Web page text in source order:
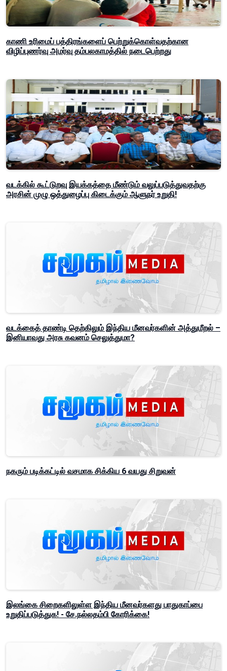
காணி உரிமைப் பத்திரங்களைப் பெற்றுக்கொள்வதற்கான
விழிப்புணர்வு அமர்வு தம்பலகாமத்தில் நடைபெற்றது
வடக்கில் கூட்டுறவு இயக்கத்தை மீண்டும் வலுப்படுத்துவதற்கு
அரசின் முழு ஒத்துழைப்பு கிடைக்கும் ஆளுநர் உறுதி!
வடக்கைத் தாண்டி தெற்கிலும் இந்திய மீனவர்களின் அத்துமீறல் –
இனியாவது அரசு கவனம் செலுத்துமா?
நகரும் படிக்கட்டில் வசமாக சிக்கிய 6 வயது சிறுவன்
இலங்கை சிறைகளிலுள்ள இந்திய மீனவர்களது பாதுகாப்பை
உறுதிப்படுத்துக! - சே.நல்லதம்பி கோரிக்கை!